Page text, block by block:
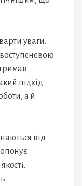
уваги.
підхід
а й
від